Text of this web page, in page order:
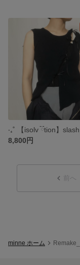
8,800円
前へ
minne ホーム